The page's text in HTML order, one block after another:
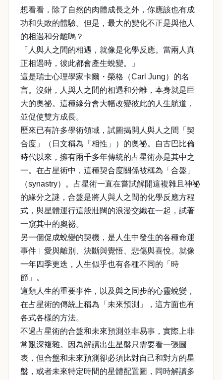
想看看，除了自然的肉體成長之外，你應該也有成
功和失敗的體驗。但是，最大的變化不正是與他人
的相遇和分離嗎？
「人與人之間的相遇，就像是化學反應。當兩人真
正相遇時，彼此都會產生蛻變。」
這是瑞士心理學家卡爾・榮格（Carl Jung）的名
言。沒錯，人與人之間的相遇和分離，本身就是巨
大的奧祕。這種緣分會大幅改變彼此的人生航道，
並促使雙方成長。
歷來已有許多學術領域，試圖揭開人與人之間「契
合度」（日文稱為「相性」）的奧祕。自古巴比倫
時代以來，擁有兩千多年傳統的占星術亦是其中之
一。在占星術中，這種契合度關係被稱為「合盤」
（synastry）。占星術一直在嘗試解開這複雜且神祕
的緣分之謎，合盤是將人與人之間的化學反應方程
式，與星體運行這般壯闊的浪漫交織在一起，試著
一窺其中的奧祕。
另一個促成蛻變的契機，是人生中發生的各種命運
事件︱愛與離別、決斷與覺悟、悲傷與喜悅。就像
一年四季更迭，人生似乎也有各種不同的「時
節」。
這類人生的重要事件，以及與之同步的心靈蛻變，
在占星術的傳統上稱為「未來預測」，這方面也有
各式各樣的方法。
不過占星術的合盤和未來預測並非易事，實際上非
常艱深複雜。因為解讀出生星盤只需要看一張圖
表，但合盤和未來預測卻必須比對自己和對方的星
盤，或者未來特定時間的星體配置圖，同時解讀多